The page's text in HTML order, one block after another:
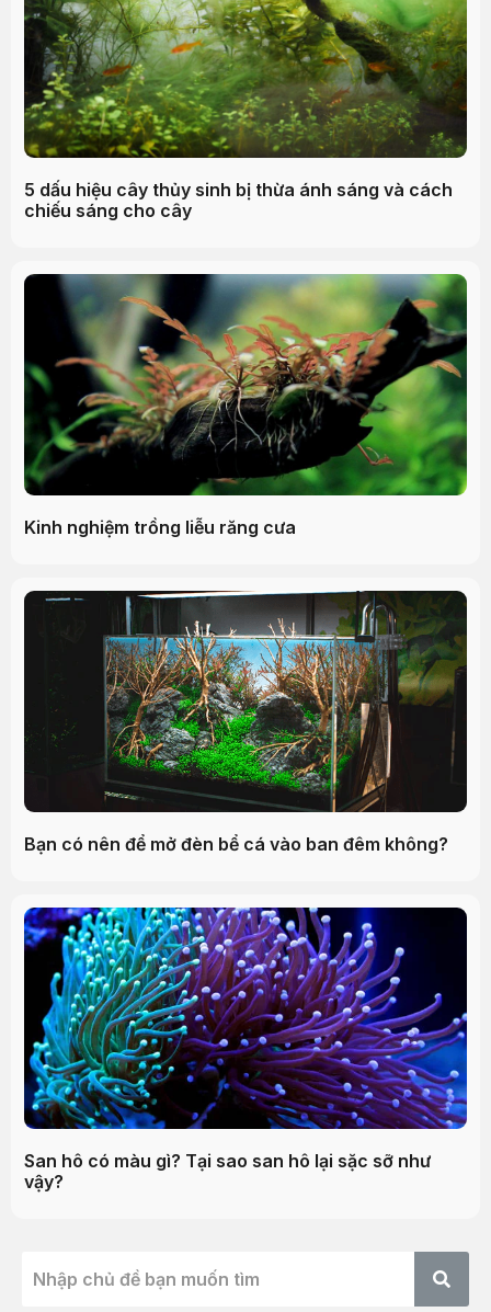
5 dấu hiệu cây thủy sinh bị thừa ánh sáng và cách
chiếu sáng cho cây
Kinh nghiệm trồng liễu răng cưa
Bạn có nên để mở đèn bể cá vào ban đêm không?
San hô có màu gì? Tại sao san hô lại sặc sỡ như
vậy?